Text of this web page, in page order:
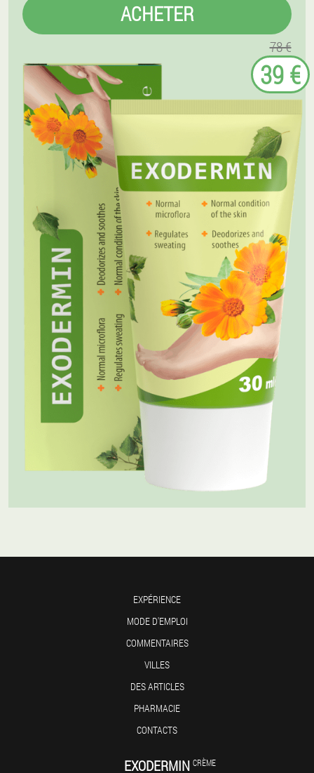
ACHETER
78 €
39 €
EXPÉRIENCE
MODE D'EMPLOI
COMMENTAIRES
VILLES
DES ARTICLES
PHARMACIE
CONTACTS
EXODERMIN CRÈME